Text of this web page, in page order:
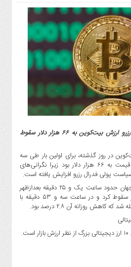
به دلیل جلسات پولی فدرال رزرو ارزش بیت‌کوین به ۶۶ هزار دلار سقوط
در روز گذشته، برای اولین بار طی سه
هفته گذشته، شاهد کاهش قیمت به ۶۶ هزار دلار بود زیرا نگرانی‌های
پولی فدرال رزرو افزایش یافته است.
قیمت بزرگترین ارز دیجیتال جهان حدود ساعت یک و ۲۵ دقیقه بعدازظهر
سه‌شنبه به ۶۶هزار و ۵۱ دلار سقوط کرد و در ساعت سه و ۵۳ ‌دقیقه با